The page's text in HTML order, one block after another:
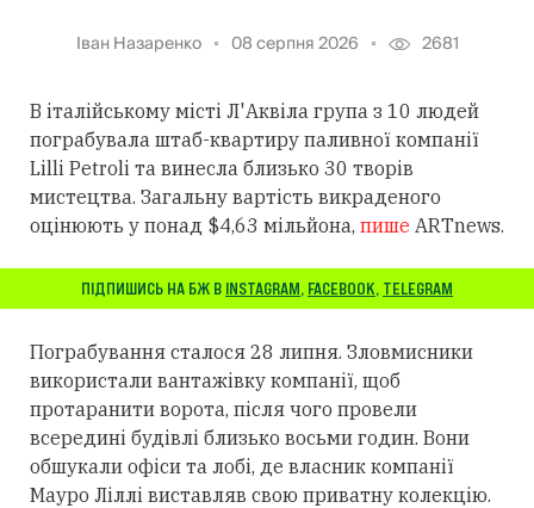
Іван Назаренко 08 серпня 2026 2681
В італійському місті Л'Аквіла група з 10 людей
пограбувала штаб-квартиру паливної компанії
Lilli Petroli та винесла близько 30 творів
мистецтва. Загальну вартість викраденого
оцінюють у понад $4,63 мільйона, пише ARTnews.
ПІДПИШИСЬ НА БЖ В INSTAGRAM, FACEBOOK, TELEGRAM
Пограбування сталося 28 липня. Зловмисники
використали вантажівку компанії, щоб
протаранити ворота, після чого провели
всередині будівлі близько восьми годин. Вони
обшукали офіси та лобі, де власник компанії
Мауро Ліллі виставляв свою приватну колекцію.